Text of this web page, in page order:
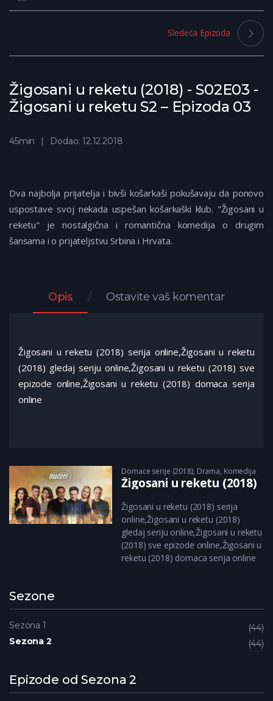
Žigosani u reketu (2018) - S02E03 -
Žigosani u reketu S2 – Epizoda 03
Sledeća Epizoda
45min Dodao: 12.12.2018
Dva najbolja prijatelja i bivši košarkaši pokušavaju da ponovo
uspostave svoj nekada uspešan košarkaški klub. "Žigosani u
reketu" je nostalgična i romantična komedija o drugim
šansama i o prijateljstvu Srbina i Hrvata.
Opis Ostavite vaš komentar
Žigosani u reketu (2018) serija online,Žigosani u reketu
(2018) gledaj seriju online,Žigosani u reketu (2018) sve
epizode online,Žigosani u reketu (2018) domaca serija
online
Domace serije (2018), Drama, Komedija
Žigosani u reketu (2018)
Žigosani u reketu (2018) serija
online,Žigosani u reketu (2018)
gledaj seriju online,Žigosani u reketu
(2018) sve epizode online,Žigosani u
reketu (2018) domaca serija online
Sezone
Sezona 1
44
Sezona 2
44
Epizode od Sezona 2